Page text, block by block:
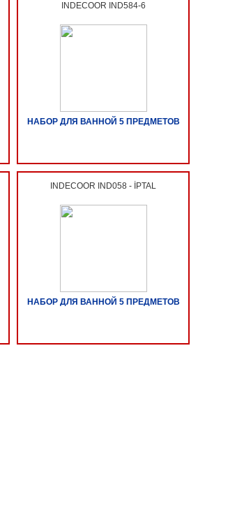
INDECOOR IND584-6
НАБОР ДЛЯ ВАННОЙ 5 ПРЕДМЕТОВ
INDECOOR IND058 - İPTAL
НАБОР ДЛЯ ВАННОЙ 5 ПРЕДМЕТОВ